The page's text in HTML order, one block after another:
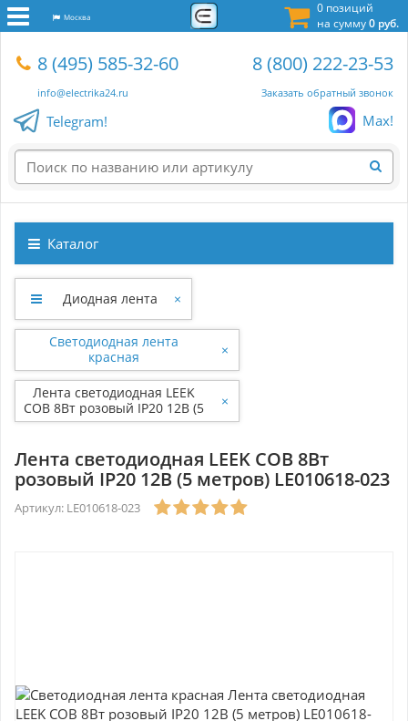
0 позиций
на сумму0 руб.
Москва
8 (495) 585-32-60
info@electrika24.ru
8 (800) 222-23-53
Заказать обратный звонок
Telegram! Max!
Каталог
Диодная лента ×
Светодиодная лента
красная
×
Лента светодиодная LEEK
COB 8Вт розовый IP20 12В (5
метров) LE010618-023
×
Лента светодиодная LEEK COB 8Вт
розовый IP20 12В (5 метров) LE010618-023
Артикул: LE010618-023